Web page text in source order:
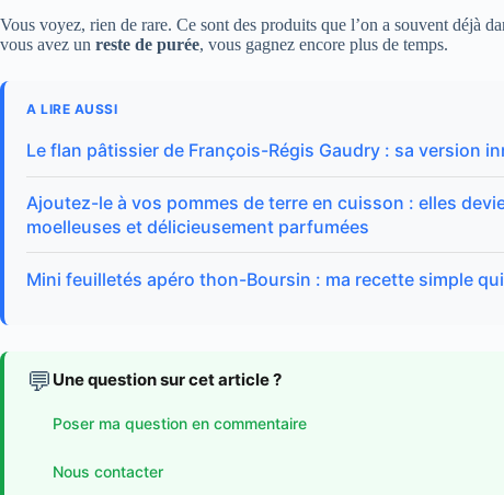
Vous voyez, rien de rare. Ce sont des produits que l’on a souvent déjà
vous avez un reste de purée, vous gagnez encore plus de temps.
A LIRE AUSSI
Le flan pâtissier de François-Régis Gaudry : sa version
Ajoutez-le à vos pommes de terre en cuisson : elles
moelleuses et délicieusement parfumées
Mini feuilletés apéro thon-Boursin : ma recette simple
💬 Une question sur cet article ?
Poser ma question en commentaire
Nous contacter